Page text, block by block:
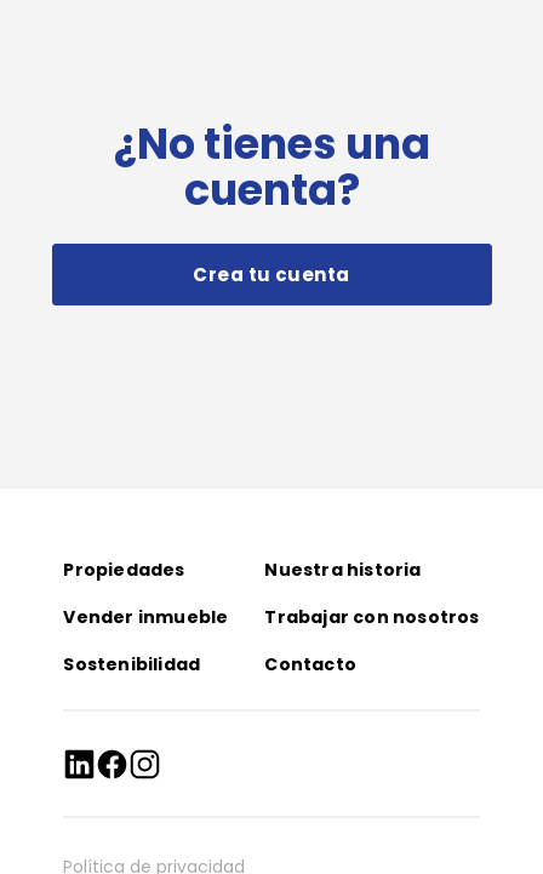
¿No tienes una
cuenta?
Crea tu cuenta
Propiedades
Nuestra historia
Vender inmueble
Trabajar con nosotros
Sostenibilidad
Contacto
Política de privacidad